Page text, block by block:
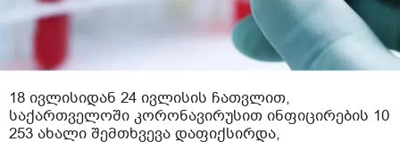
18 ივლისიდან 24 ივლისის ჩათვლით,
საქართველოში კორონავირუსით ინფიცირების 10
253 ახალი შემთხვევა დაფიქსირდა,